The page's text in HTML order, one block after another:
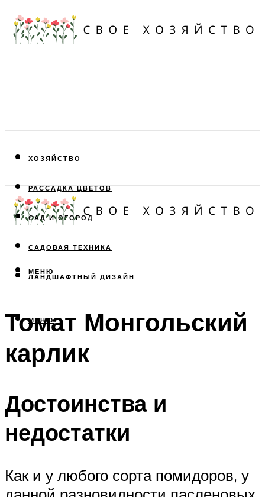
ХОЗЯЙСТВО
РАССАДКА ЦВЕТОВ
САД И ОГОРОД
САДОВАЯ ТЕХНИКА
ЛАНДШАФТНЫЙ ДИЗАЙН
МЕНЮ
МЕНЮ
Томат Монгольский
карлик
Достоинства и
недостатки
Как и у любого сорта помидоров, у